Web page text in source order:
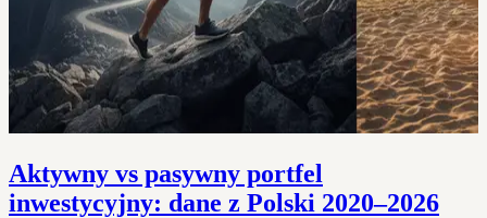
Aktywny vs pasywny portfel
inwestycyjny: dane z Polski 2020–2026